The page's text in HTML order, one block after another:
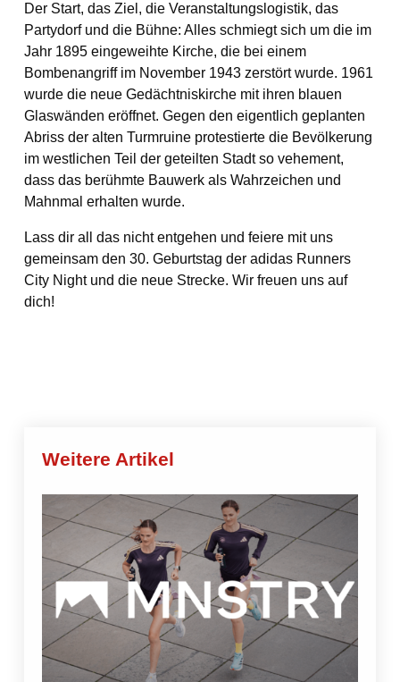
Der Start, das Ziel, die Veranstaltungslogistik, das
Partydorf und die Bühne: Alles schmiegt sich um die im
Jahr 1895 eingeweihte Kirche, die bei einem
Bombenangriff im November 1943 zerstört wurde. 1961
wurde die neue Gedächtniskirche mit ihren blauen
Glaswänden eröffnet. Gegen den eigentlich geplanten
Abriss der alten Turmruine protestierte die Bevölkerung
im westlichen Teil der geteilten Stadt so vehement,
dass das berühmte Bauwerk als Wahrzeichen und
Mahnmal erhalten wurde.
Lass dir all das nicht entgehen und feiere mit uns
gemeinsam den 30. Geburtstag der adidas Runners
City Night und die neue Strecke. Wir freuen uns auf
dich!
Weitere Artikel